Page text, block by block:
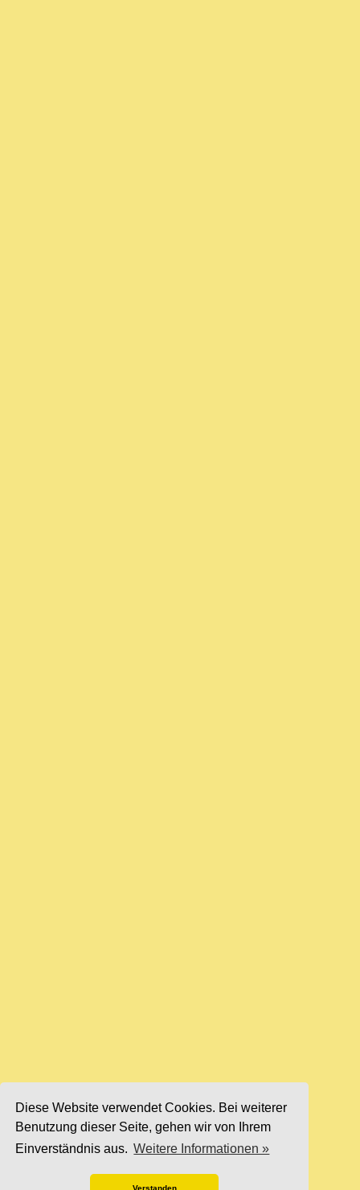
Diese Website verwendet Cookies. Bei weiterer
Benutzung dieser Seite, gehen wir von Ihrem
Einverständnis aus. Weitere Informationen »
Verstanden